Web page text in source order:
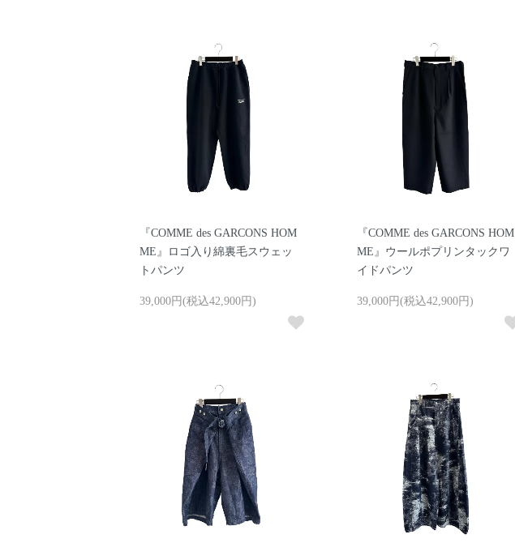
『COMME des GARCONS HOM
ME』ロゴ入り綿裏毛スウェッ
トパンツ
39,000円(税込42,900円)
『COMME des GARCONS HOM
ME』ウールポプリンタックワ
イドパンツ
39,000円(税込42,900円)